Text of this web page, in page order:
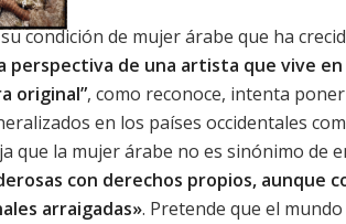
condición de mujer árabe que ha
perspectiva de una artista que vive
original”, como reconoce, intenta
en los países occidentales
que la mujer árabe no es sinónimo de
con derechos propios, aunque
arraigadas». Pretende que el